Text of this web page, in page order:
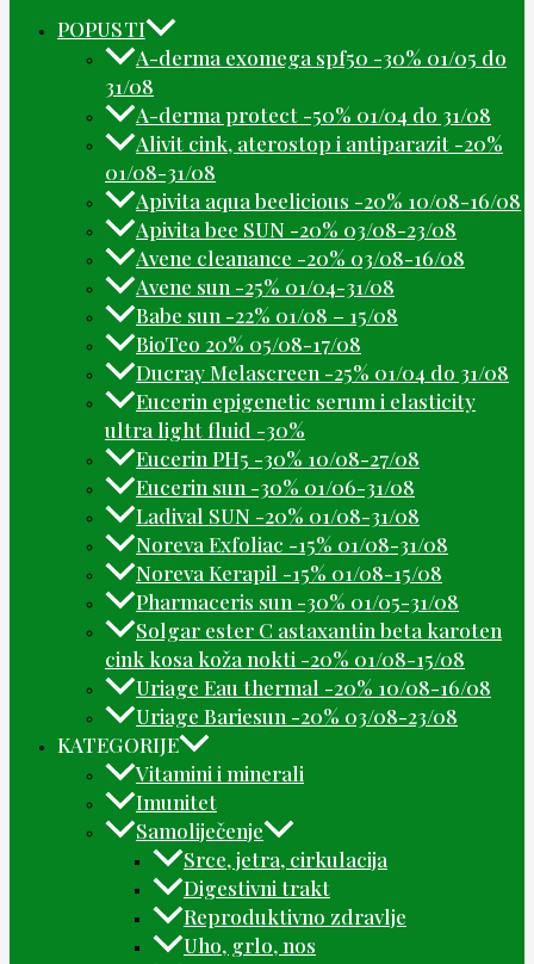
POPUSTI
A-derma exomega spf50 -30% 01/05 do
31/08
A-derma protect -50% 01/04 do 31/08
Alivit cink, aterostop i antiparazit -20%
01/08-31/08
Apivita aqua beelicious -20% 10/08-16/08
Apivita bee SUN -20% 03/08-23/08
Avene cleanance -20% 03/08-16/08
Avene sun -25% 01/04-31/08
Babe sun -22% 01/08 – 15/08
BioTeo 20% 05/08-17/08
Ducray Melascreen -25% 01/04 do 31/08
Eucerin epigenetic serum i elasticity
ultra light fluid -30%
Eucerin PH5 -30% 10/08-27/08
Eucerin sun -30% 01/06-31/08
Ladival SUN -20% 01/08-31/08
Noreva Exfoliac -15% 01/08-31/08
Noreva Kerapil -15% 01/08-15/08
Pharmaceris sun -30% 01/05-31/08
Solgar ester C astaxantin beta karoten
cink kosa koža nokti -20% 01/08-15/08
Uriage Eau thermal -20% 10/08-16/08
Uriage Bariesun -20% 03/08-23/08
KATEGORIJE
Vitamini i minerali
Imunitet
Samoliječenje
Srce, jetra, cirkulacija
Digestivni trakt
Reproduktivno zdravlje
Uho, grlo, nos